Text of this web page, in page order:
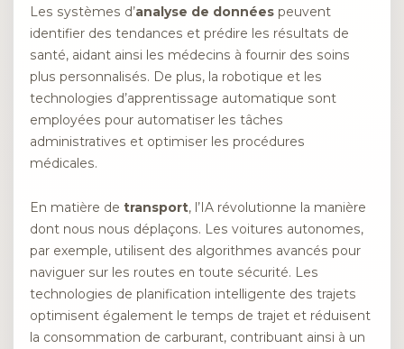
Les systèmes d’analyse de données peuvent
identifier des tendances et prédire les résultats de
santé, aidant ainsi les médecins à fournir des soins
plus personnalisés. De plus, la robotique et les
technologies d’apprentissage automatique sont
employées pour automatiser les tâches
administratives et optimiser les procédures
médicales.
En matière de transport, l’IA révolutionne la manière
dont nous nous déplaçons. Les voitures autonomes,
par exemple, utilisent des algorithmes avancés pour
naviguer sur les routes en toute sécurité. Les
technologies de planification intelligente des trajets
optimisent également le temps de trajet et réduisent
la consommation de carburant, contribuant ainsi à un